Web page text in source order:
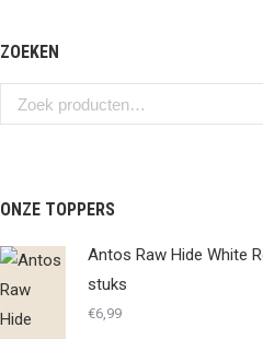
ZOEKEN
ONZE TOPPERS
Antos Raw Hide White
stuks
€6,99